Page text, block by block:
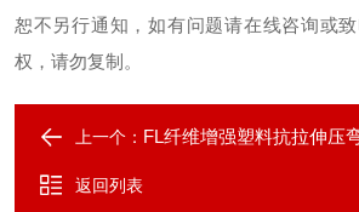
恕不另行通知，如有问题请在线咨询或
权，请勿复制。
上一个： FL纤维增强塑料抗拉伸压
返回列表